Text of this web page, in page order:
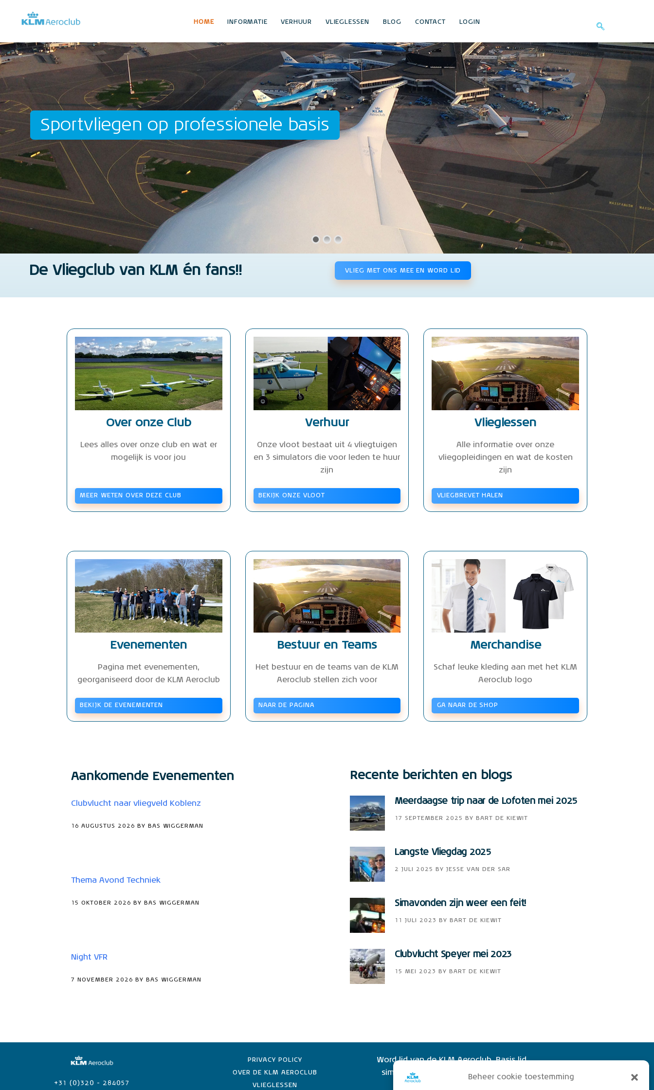
Beheer cookie toestemming
HOME INFORMATIE VERHUUR VLIEGLESSEN BLOG CONTACT LOGIN
Sportvliegen op professionele basis
De Vliegclub van KLM én fans!! VLIEG MET ONS MEE EN WORD LID
Over onze Club
Lees alles over onze club en wat er
mogelijk is voor jou
MEER WETEN OVER DEZE CLUB
Verhuur
Onze vloot bestaat uit 4 vliegtuigen
en 3 simulators die voor leden te huur
zijn
BEKIJK ONZE VLOOT
Vlieglessen
Alle informatie over onze
vliegopleidingen en wat de kosten
zijn
VLIEGBREVET HALEN
Evenementen
Pagina met evenementen,
georganiseerd door de KLM Aeroclub
BEKIJK DE EVENEMENTEN
Bestuur en Teams
Het bestuur en de teams van de KLM
Aeroclub stellen zich voor
NAAR DE PAGINA
Merchandise
Schaf leuke kleding aan met het KLM
Aeroclub logo
GA NAAR DE SHOP
Aankomende Evenementen
Clubvlucht naar vliegveld Koblenz
16 AUGUSTUS 2026 BY BAS WIGGERMAN
Thema Avond Techniek
15 OKTOBER 2026 BY BAS WIGGERMAN
Night VFR
7 NOVEMBER 2026 BY BAS WIGGERMAN
Recente berichten en blogs
Meerdaagse trip naar de Lofoten mei 2025
17 SEPTEMBER 2025 BY BART DE KIEWIT
Langste Vliegdag 2025
2 JULI 2025 BY JESSE VAN DER SAR
Simavonden zijn weer een feit!
11 JULI 2023 BY BART DE KIEWIT
Clubvlucht Speyer mei 2023
15 MEI 2023 BY BART DE KIEWIT
+31 (0)320 - 284057
PRIVACY POLICY
OVER DE KLM AEROCLUB
VLIEGLESSEN
Word lid van de KLM Aeroclub. Basis lid,
simulator lid of vliegend lid. Ook niet
KLM-ers zijn welkom!